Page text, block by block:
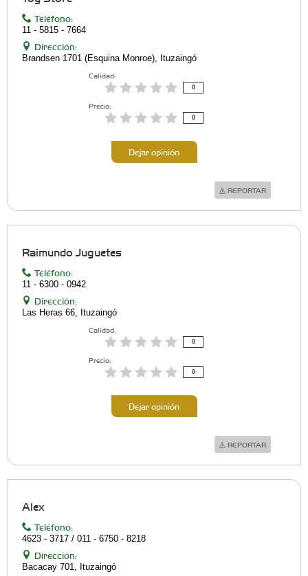
Teléfono:
11 - 5815 - 7664
Dirección:
Brandsen 1701 (Esquina Monroe), Ituzaingó
Calidad:
0
Precio:
0
Dejar opinión
REPORTAR
Raimundo Juguetes
Teléfono:
11 - 6300 - 0942
Dirección:
Las Heras 66, Ituzaingó
Calidad:
0
Precio:
0
Dejar opinión
REPORTAR
Alex
Teléfono:
4623 - 3717 / 011 - 6750 - 8218
Dirección:
Bacacay 701, Ituzaingó